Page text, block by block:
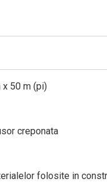
x 50 m (pi)
creponata
folosite in